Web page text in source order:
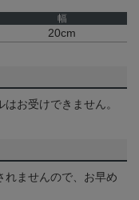
幅
20cm
お受けできません。
れませんので、お早め